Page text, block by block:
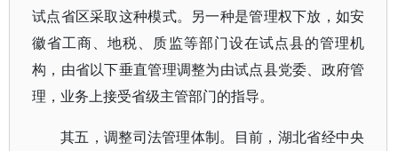
试点省区采取这种模式。另一种是管理权下放，如安
徽省工商、地税、质监等部门设在试点县的管理机
构，由省以下垂直管理调整为由试点县党委、政府管
理，业务上接受省级主管部门的指导。
其五，调整司法管理体制。目前，湖北省经中央